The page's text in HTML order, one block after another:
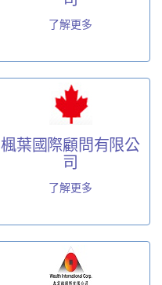
了解更多
楓葉國際顧問有限公
司
了解更多